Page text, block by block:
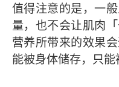
值得注意的是，一
量，也不会让肌肉
营养所带来的效果
能被身体储存，只能